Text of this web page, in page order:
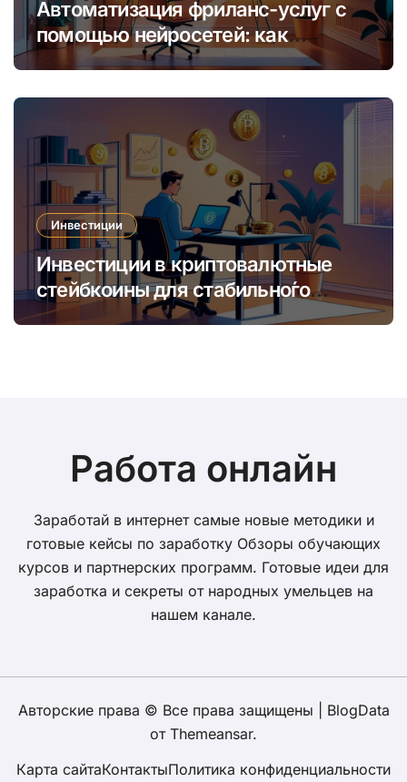
Автоматизация фриланс-услуг с
помощью нейросетей: как
увеличить доход и сократить
Инвестиции
Инвестиции в криптовалютные
стейбкоины для стабильно́го
онлайн-заработка в условиях
Работа онлайн
Заработай в интернет самые новые методики и
готовые кейсы по заработку Обзоры обучающих
курсов и партнерских программ. Готовые идеи для
заработка и секреты от народных умельцев на
нашем канале.
Авторские права © Все права защищены
BlogData
от Themeansar.
Карта сайтаКонтактыПолитика конфиденциальности